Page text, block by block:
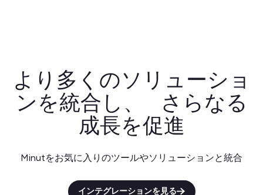
より多くのソリューショ
ンを統合し、 さらなる
成長を促進
Minutをお気に入りのツールやソリューションと統合
インテグレーションを見る